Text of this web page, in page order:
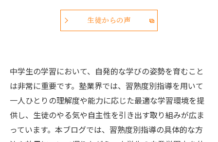
生徒からの声
中学生の学習において、自発的な学びの姿勢を育むこと
は非常に重要です。塾業界では、習熟度別指導を用いて
一人ひとりの理解度や能力に応じた最適な学習環境を提
供し、生徒のやる気や自主性を引き出す取り組みが広ま
っています。本ブログでは、習熟度別指導の具体的な方